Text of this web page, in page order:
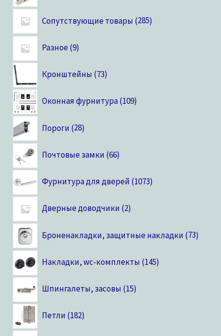
Сопутствующие товары 285
Разное 9
Кронштейны 73
Оконная фурнитура 109
Пороги 28
Почтовые замки 66
Фурнитура для дверей 1073
Дверные доводчики 2
Броненакладки, защитные накладки 73
Накладки, wc-комплекты 145
Шпингалеты, засовы 15
Петли 182